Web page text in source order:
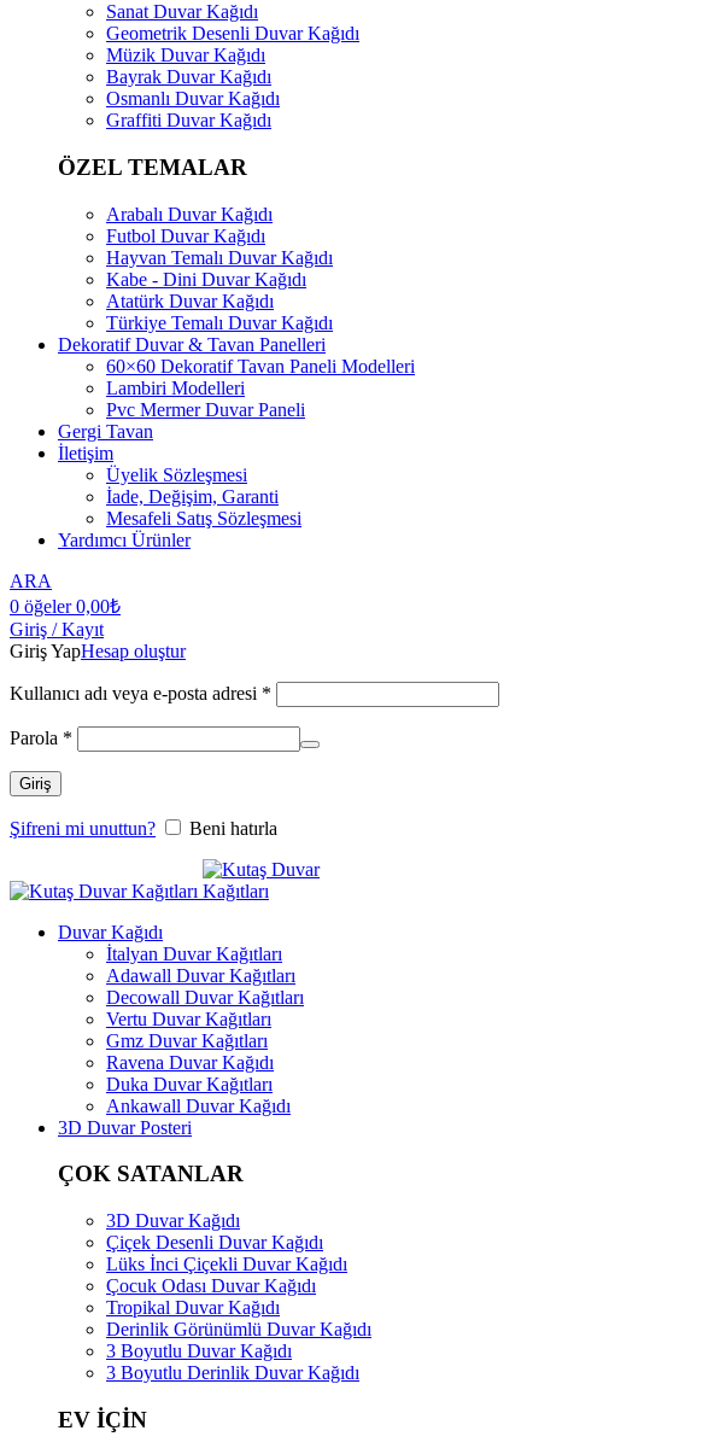
Sanat Duvar Kağıdı
Geometrik Desenli Duvar Kağıdı
Müzik Duvar Kağıdı
Bayrak Duvar Kağıdı
Osmanlı Duvar Kağıdı
Graffiti Duvar Kağıdı
ÖZEL TEMALAR
Arabalı Duvar Kağıdı
Futbol Duvar Kağıdı
Hayvan Temalı Duvar Kağıdı
Kabe - Dini Duvar Kağıdı
Atatürk Duvar Kağıdı
Türkiye Temalı Duvar Kağıdı
Dekoratif Duvar & Tavan Panelleri
60×60 Dekoratif Tavan Paneli Modelleri
Lambiri Modelleri
Pvc Mermer Duvar Paneli
Gergi Tavan
İletişim
Üyelik Sözleşmesi
İade, Değişim, Garanti
Mesafeli Satış Sözleşmesi
Yardımcı Ürünler
ARA
0 öğeler 0,00₺
Giriş / Kayıt
Giriş YapHesap oluştur
Kullanıcı adı veya e-posta adresi *
Parola *
Giriş
Şifreni mi unuttun? Beni hatırla
Duvar Kağıdı
İtalyan Duvar Kağıtları
Adawall Duvar Kağıtları
Decowall Duvar Kağıtları
Vertu Duvar Kağıtları
Gmz Duvar Kağıtları
Ravena Duvar Kağıdı
Duka Duvar Kağıtları
Ankawall Duvar Kağıdı
3D Duvar Posteri
ÇOK SATANLAR
3D Duvar Kağıdı
Çiçek Desenli Duvar Kağıdı
Lüks İnci Çiçekli Duvar Kağıdı
Çocuk Odası Duvar Kağıdı
Tropikal Duvar Kağıdı
Derinlik Görünümlü Duvar Kağıdı
3 Boyutlu Duvar Kağıdı
3 Boyutlu Derinlik Duvar Kağıdı
EV İÇİN